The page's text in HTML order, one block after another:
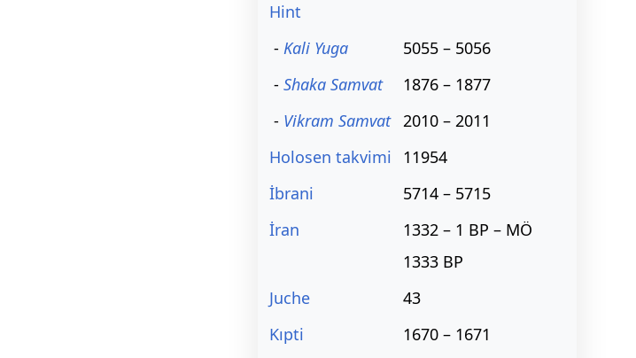
Hint
- Kali Yuga
5055 – 5056
- Shaka Samvat
1876 – 1877
- Vikram Samvat
2010 – 2011
Holosen takvimi
11954
İbrani
5714 – 5715
İran
1332 – 1 BP – MÖ
1333 BP
Juche
43
Kıpti
1670 – 1671